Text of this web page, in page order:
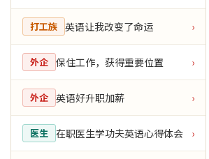
打工族 英语让我改变了命运 ›
外企 保住工作，获得重要位置 ›
外企 英语好升职加薪 ›
医生 在职医生学功夫英语心得体会 ›